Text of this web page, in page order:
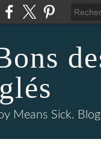
Means Sick.